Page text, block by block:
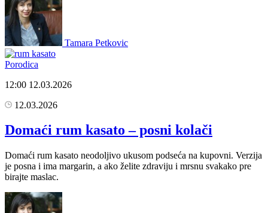
Tamara Petkovic
Porodica
12:00 12.03.2026
12.03.2026
Domaći rum kasato – posni kolači
Domaći rum kasato neodoljivo ukusom podseća na kupovni. Verzija
je posna i ima margarin, a ako želite zdraviju i mrsnu svakako pre
birajte maslac.